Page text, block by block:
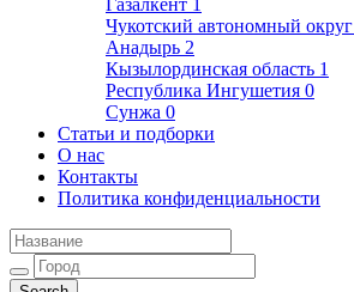
Газалкент 1
Чукотский автономный округ
Анадырь 2
Кызылординская область 1
Республика Ингушетия 0
Сунжа 0
Статьи и подборки
О нас
Контакты
Политика конфиденциальности